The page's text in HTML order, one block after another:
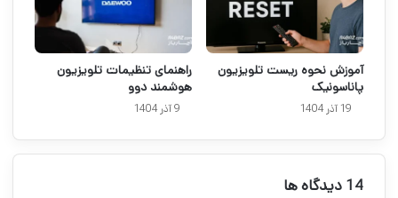
آموزش نحوه ریست تلویزیون
پاناسونیک
19 آذر 1404
راهنمای تنظیمات تلویزیون
هوشمند دوو
9 آذر 1404
‫14 دیدگاه ها